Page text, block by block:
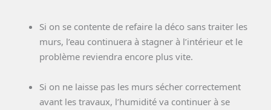
Si on se contente de refaire la déco sans traiter les
murs, l’eau continuera à stagner à l’intérieur et le
problème reviendra encore plus vite.
Si on ne laisse pas les murs sécher correctement
avant les travaux, l’humidité va continuer à se